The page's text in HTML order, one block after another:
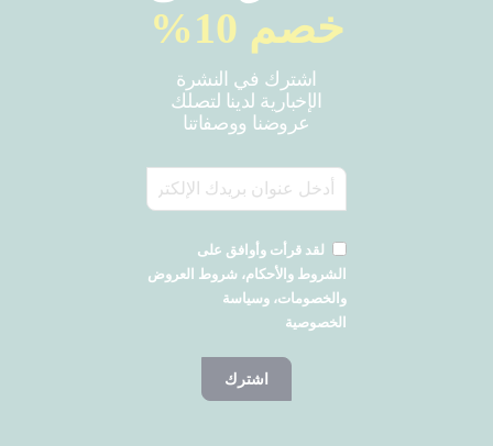
خصم 10%
اشترك في النشرة
الإخبارية لدينا لتصلك
عروضنا ووصفاتنا
لقد قرأت وأوافق على
الشروط والأحكام، شروط العروض
والخصومات، وسياسة
الخصوصية
اشترك